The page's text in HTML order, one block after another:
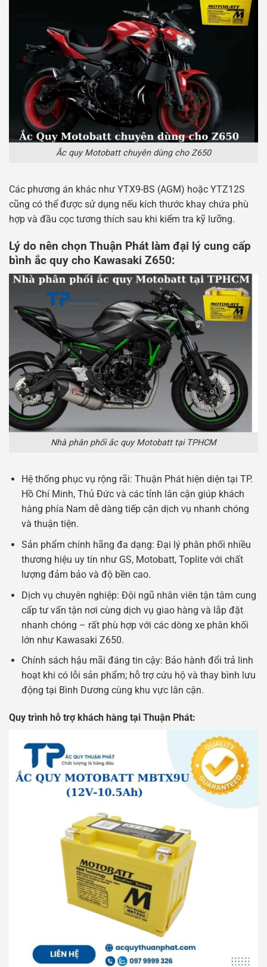
Ắc quy Motobatt chuyên dùng cho Z650
Các phương án khác như YTX9-BS (AGM) hoặc YTZ12S
cũng có thể được sử dụng nếu kích thước khay chứa phù
hợp và đầu cọc tương thích sau khi kiểm tra kỹ lưỡng.
Lý do nên chọn Thuận Phát làm đại lý cung cấp
bình ắc quy cho Kawasaki Z650:
Nhà phân phối ắc quy Motobatt tại TPHCM
Hệ thống phục vụ rộng rãi: Thuận Phát hiện diện tại TP.
Hồ Chí Minh, Thủ Đức và các tỉnh lân cận giúp khách
hàng phía Nam dễ dàng tiếp cận dịch vụ nhanh chóng
và thuận tiện.
Sản phẩm chính hãng đa dạng: Đại lý phân phối nhiều
thương hiệu uy tín như GS, Motobatt, Toplite với chất
lượng đảm bảo và độ bền cao.
Dịch vụ chuyên nghiệp: Đội ngũ nhân viên tận tâm cung
cấp tư vấn tận nơi cùng dịch vụ giao hàng và lắp đặt
nhanh chóng – rất phù hợp với các dòng xe phân khối
lớn như Kawasaki Z650.
Chính sách hậu mãi đáng tin cậy: Bảo hành đổi trả linh
hoạt khi có lỗi sản phẩm; hỗ trợ cứu hộ và thay bình lưu
động tại Bình Dương cùng khu vực lân cận.
Quy trình hỗ trợ khách hàng tại Thuận Phát: